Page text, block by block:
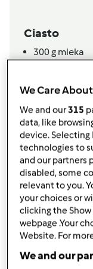
Ciasto
300g mleka
20gdrożdży
2płaskie
1jajko do
550gmąki
Nadzienie
220g
2łyżeczki
Lukier
1białko z
10kropel
We Care
We and our315
data, like
device. Selecting
technologies to
and our partners
disabled, some
relevant to you.
your choices or
clicking the
webpage .Your
Website. For
We and our